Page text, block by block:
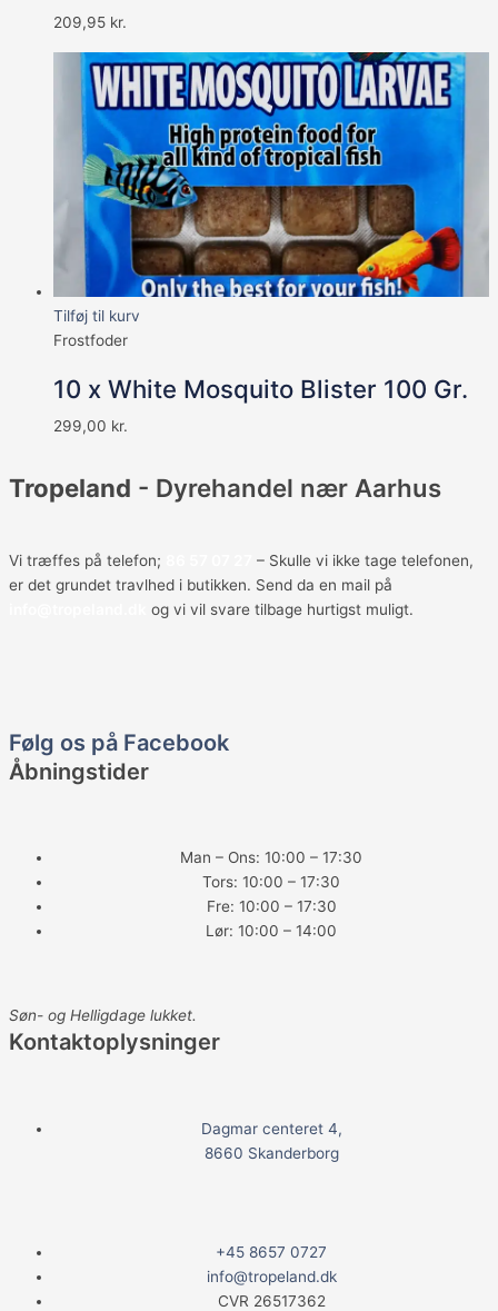
209,95 kr.
Tilføj til kurv
Frostfoder
10 x White Mosquito Blister 100 Gr.
299,00 kr.
Tropeland - Dyrehandel nær Aarhus
Vi træffes på telefon;
– Skulle vi ikke tage telefonen,
er det grundet travlhed i butikken. Send da en mail på
og vi vil svare tilbage hurtigst muligt.
a
e
b
o
Følg os på Facebook
Åbningstider
Man – Ons: 10:00 – 17:30
Tors: 10:00 – 17:30
Fre: 10:00 – 17:30
Lør: 10:00 – 14:00
Søn- og Helligdage lukket.
Kontaktoplysninger
Dagmar centeret 4,
8660 Skanderborg
+45 8657 0727
info@tropeland.dk
CVR 26517362